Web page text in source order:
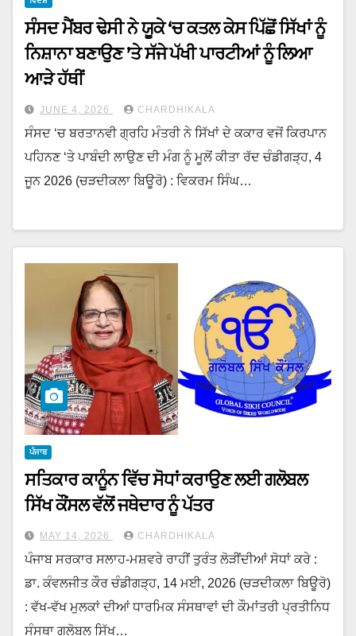
ਸੰਸਦ ਮੈਂਬਰ ਢੇਸੀ ਨੇ ਯੂਕੇ ‘ਚ ਕਤਲ ਕੇਸ ਪਿੱਛੋਂ ਸਿੱਖਾਂ ਨੂੰ
ਨਿਸ਼ਾਨਾ ਬਣਾਉਣ ’ਤੇ ਸੱਜੇ ਪੱਖੀ ਪਾਰਟੀਆਂ ਨੂੰ ਲਿਆ
ਆੜੇ ਹੱਥੀਂ
JUNE 4, 2026 CHARDHIKALA
ਸੰਸਦ ‘ਚ ਬਰਤਾਨਵੀ ਗ੍ਰਹਿ ਮੰਤਰੀ ਨੇ ਸਿੱਖਾਂ ਦੇ ਕਕਾਰ ਵਜੋਂ ਕਿਰਪਾਨ
ਪਹਿਨਣ ‘ਤੇ ਪਾਬੰਦੀ ਲਾਉਣ ਦੀ ਮੰਗ ਨੂੰ ਮੂਲੋਂ ਕੀਤਾ ਰੱਦ ਚੰਡੀਗੜ੍ਹ, 4
ਜੂਨ 2026 (ਚੜਦੀਕਲਾ ਬਿਊਰੋ) : ਵਿਕਰਮ ਸਿੰਘ…
ਪੰਜਾਬ
ਸਤਿਕਾਰ ਕਾਨੂੰਨ ਵਿੱਚ ਸੋਧਾਂ ਕਰਾਉਣ ਲਈ ਗਲੋਬਲ
ਸਿੱਖ ਕੌਂਸਲ ਵੱਲੋਂ ਜਥੇਦਾਰ ਨੂੰ ਪੱਤਰ
MAY 14, 2026 CHARDHIKALA
ਪੰਜਾਬ ਸਰਕਾਰ ਸਲਾਹ-ਮਸ਼ਵਰੇ ਰਾਹੀਂ ਤੁਰੰਤ ਲੋੜੀਂਦੀਆਂ ਸੋਧਾਂ ਕਰੇ :
ਡਾ. ਕੰਵਲਜੀਤ ਕੌਰ ਚੰਡੀਗੜ੍ਹ, 14 ਮਈ, 2026 (ਚੜਦੀਕਲਾ ਬਿਊਰੋ)
: ਵੱਖ-ਵੱਖ ਮੁਲਕਾਂ ਦੀਆਂ ਧਾਰਮਿਕ ਸੰਸਥਾਵਾਂ ਦੀ ਕੌਮਾਂਤਰੀ ਪ੍ਰਤੀਨਿਧ
ਸੰਸਥਾ ਗਲੋਬਲ ਸਿੱਖ…